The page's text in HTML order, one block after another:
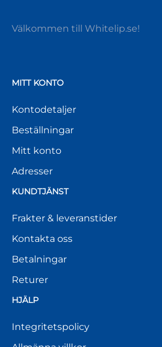
Välkommen till Whitelip.se!
MITT KONTO
Kontodetaljer
Beställningar
Mitt konto
Adresser
KUNDTJÄNST
Frakter & leveranstider
Kontakta oss
Betalningar
Returer
HJÄLP
Integritetspolicy